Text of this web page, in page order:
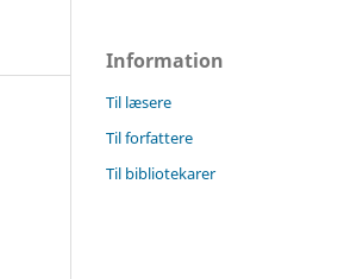
Information
Til læsere
Til forfattere
Til bibliotekarer